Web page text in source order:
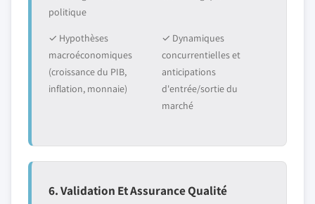
politique
✓ Hypothèses
macroéconomiques
(croissance du PIB,
inflation, monnaie)
✓ Dynamiques
concurrentielles et
anticipations
d'entrée/sortie du
marché
6. Validation Et Assurance Qualité